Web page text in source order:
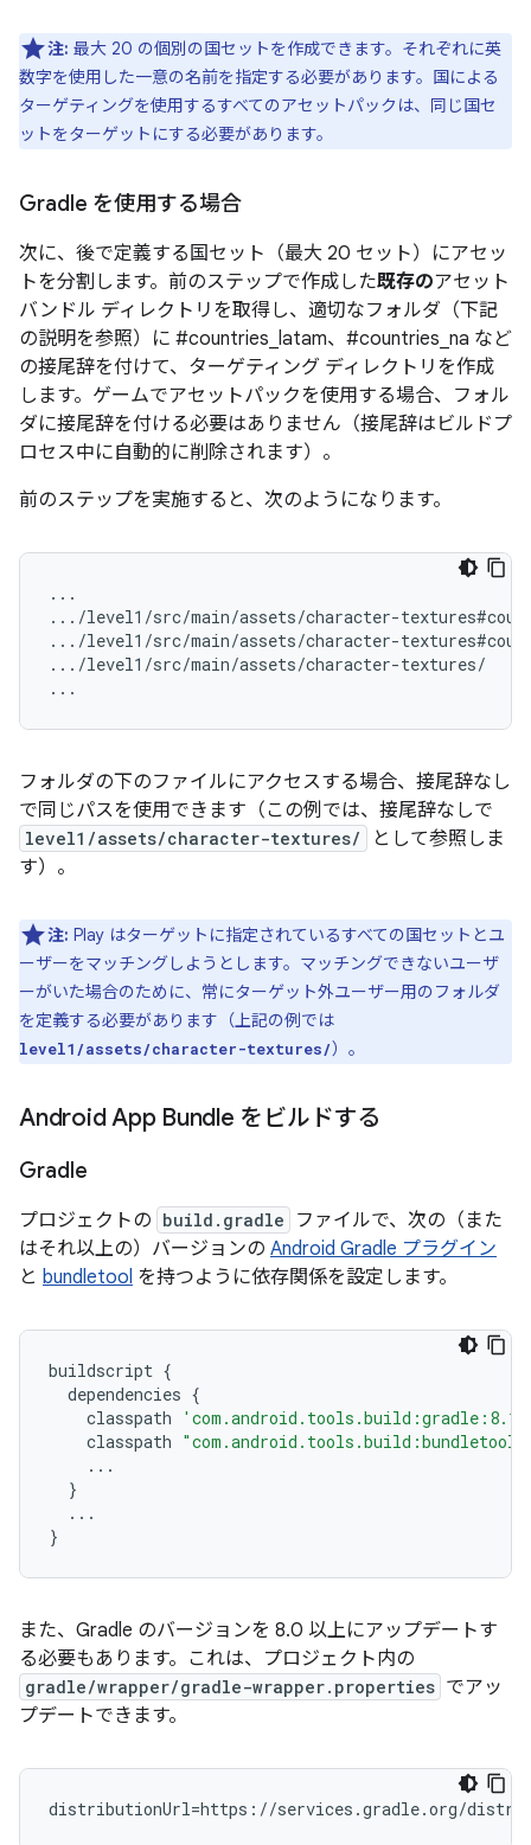
注: 最大 20 の個別の国セットを作成できます。それぞれに英
数字を使用した一意の名前を指定する必要があります。国による
ターゲティングを使用するすべてのアセットパックは、同じ国セ
ットをターゲットにする必要があります。
Gradle を使用する場合
次に、後で定義する国セット（最大 20 セット）にアセッ
トを分割します。前のステップで作成した既存のアセット
バンドル ディレクトリを取得し、適切なフォルダ（下記
の説明を参照）に #countries_latam、#countries_na など
の接尾辞を付けて、ターゲティング ディレクトリを作成
します。ゲームでアセットパックを使用する場合、フォル
ダに接尾辞を付ける必要はありません（接尾辞はビルドプ
ロセス中に自動的に削除されます）。
前のステップを実施すると、次のようになります。
...
.../level1/src/main/assets/character-
.../level1/src/main/assets/character-
.../level1/src/main/assets/character-textures/
フォルダの下のファイルにアクセスする場合、接尾辞なし
で同じパスを使用できます（この例では、接尾辞なしで
level1/assets/character-textures/
として参照しま
す）。
注: Play はターゲットに指定されているすべての国セットとユ
ーザーをマッチングしようとします。マッチングできないユーザ
ーがいた場合のために、常にターゲット外ユーザー用のフォルダ
を定義する必要があります（上記の例では
level1/assets/character-textures/）。
Android App Bundle をビルドする
Gradle
プロジェクトの build.gradle
ファイルで、次の（また
はそれ以上の）バージョンの Android Gradle プラグイン
と bundletool を持つように依存関係を設定します。
buildscript {
dependencies {
classpath
classpath
...
}
...
}
また、Gradle のバージョンを 8.0 以上にアップデートす
る必要もあります。これは、プロジェクト内の
gradle/wrapper/gradle-wrapper.properties でアッ
プデートできます。